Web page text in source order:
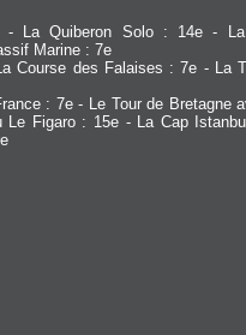
- La Quiberon Solo : 14e -
Marine : 7e
Course des Falaises : 7e - La
: 7e - Le Tour de Bretagne
Le Figaro : 15e - La Cap